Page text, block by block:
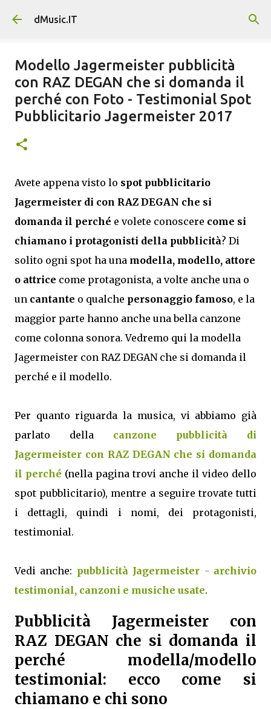
Passa ai contenuti principali
dMusic.IT
Modello Jagermeister pubblicità
con RAZ DEGAN che si domanda il
perché con Foto - Testimonial Spot
Pubblicitario Jagermeister 2017
Avete appena visto lo spot pubblicitario
Jagermeister di con RAZ DEGAN che si
domanda il perché e volete conoscere come si
chiamano i protagonisti della pubblicità? Di
solito ogni spot ha una modella, modello, attore
o attrice come protagonista, a volte anche una o
un cantante o qualche personaggio famoso, e la
maggior parte hanno anche una bella canzone
come colonna sonora. Vedremo qui la modella
Jagermeister con RAZ DEGAN che si domanda il
perché e il modello.
Per quanto riguarda la musica, vi abbiamo già
parlato della canzone pubblicità di
Jagermeister con RAZ DEGAN che si domanda
il perché (nella pagina trovi anche il video dello
spot pubblicitario), mentre a seguire trovate tutti
i dettagli, quindi i nomi, dei protagonisti,
testimonial.
Vedi anche: pubblicità Jagermeister - archivio
testimonial, canzoni e musiche usate.
Pubblicità Jagermeister con
RAZ DEGAN che si domanda il
perché modella/modello
testimonial: ecco come si
chiamano e chi sono